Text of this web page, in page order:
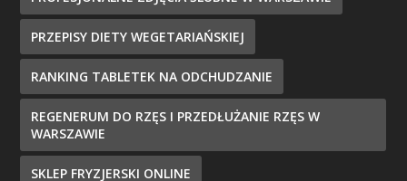
PRZEPISY DIETY WEGETARIAŃSKIEJ
RANKING TABLETEK NA ODCHUDZANIE
REGENERUM DO RZĘS I PRZEDŁUŻANIE RZĘS W
WARSZAWIE
SKLEP FRYZJERSKI ONLINE